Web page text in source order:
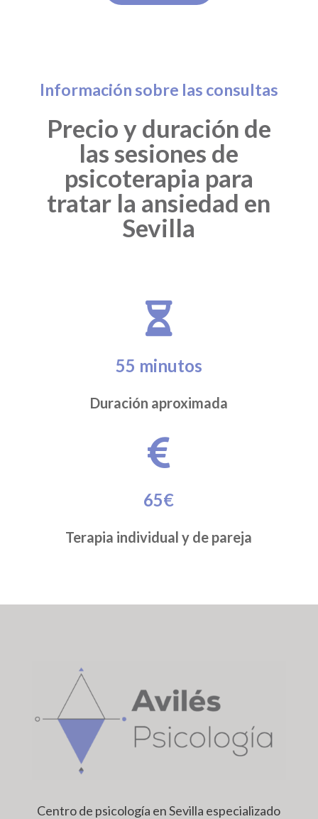
Información sobre las consultas
Precio y duración de
las sesiones de
psicoterapia para
tratar la ansiedad en
Sevilla

55 minutos
Duración aproximada

65€
Terapia individual y de pareja
Centro de psicología en Sevilla especializado